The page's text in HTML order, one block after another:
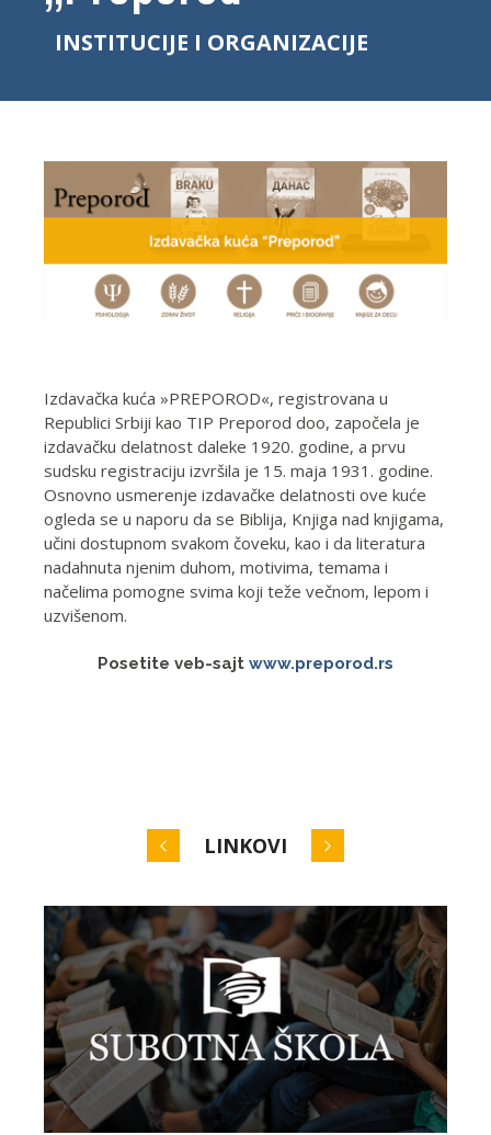
INSTITUCIJE I ORGANIZACIJE
Izdavačka kuća »PREPOROD«, registrovana u
Republici Srbiji kao TIP Preporod doo, započela je
izdavačku delatnost daleke 1920. godine, a prvu
sudsku registraciju izvršila je 15. maja 1931. godine.
Osnovno usmerenje izdavačke delatnosti ove kuće
ogleda se u naporu da se Biblija, Knjiga nad knjigama,
učini dostupnom svakom čoveku, kao i da literatura
nadahnuta njenim duhom, motivima, temama i
načelima pomogne svima koji teže večnom, lepom i
uzvišenom.
Posetite veb-sajt www.preporod.rs
LINKOVI